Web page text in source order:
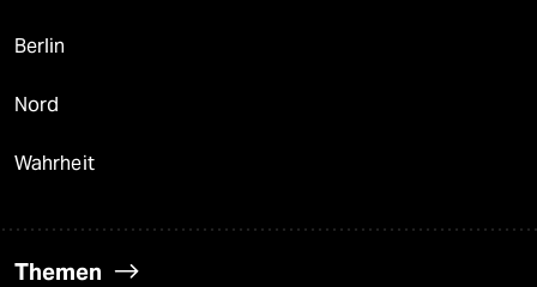
Berlin
Nord
Wahrheit
Themen